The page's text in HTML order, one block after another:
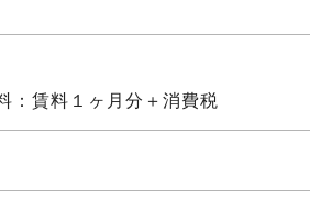
：賃料１ヶ月分＋消費税